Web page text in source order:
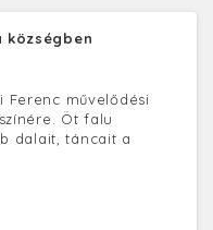
Ferenc művelődési
Öt falu
dalait, táncait a